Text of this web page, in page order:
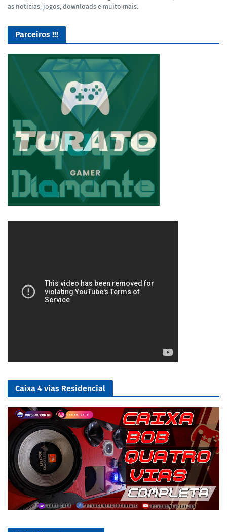
as noticias, jogos, downloads e muito mais.
Parceiros !!!
O Melhor lugar para adquirir seus mods para o Euro Truck
Caixa 4 vias Residencial